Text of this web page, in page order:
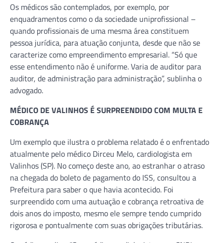
Os médicos são contemplados, por exemplo, por
enquadramentos como o da sociedade uniprofissional –
quando profissionais de uma mesma área constituem
pessoa jurídica, para atuação conjunta, desde que não se
caracterize como empreendimento empresarial. “Só que
esse entendimento não é uniforme. Varia de auditor para
auditor, de administração para administração”, sublinha o
advogado.
MÉDICO DE VALINHOS É SURPREENDIDO COM MULTA E
COBRANÇA
Um exemplo que ilustra o problema relatado é o enfrentado
atualmente pelo médico Dirceu Melo, cardiologista em
Valinhos (SP). No começo deste ano, ao estranhar o atraso
na chegada do boleto de pagamento do ISS, consultou a
Prefeitura para saber o que havia acontecido. Foi
surpreendido com uma autuação e cobrança retroativa de
dois anos do imposto, mesmo ele sempre tendo cumprido
rigorosa e pontualmente com suas obrigações tributárias.